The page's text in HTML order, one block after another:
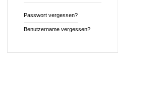
Passwort vergessen?
Benutzername vergessen?